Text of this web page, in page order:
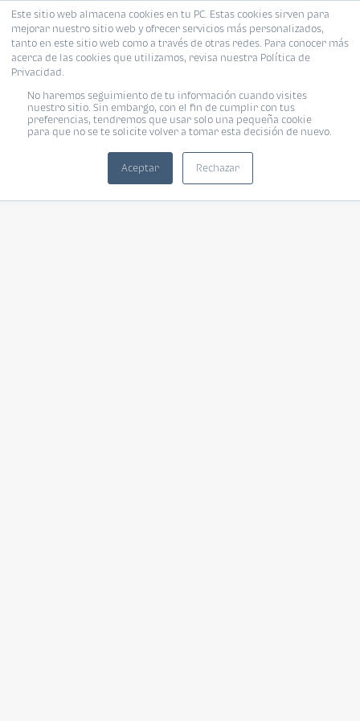
Este sitio web almacena cookies en tu PC. Estas cookies sirven para
mejorar nuestro sitio web y ofrecer servicios más personalizados,
tanto en este sitio web como a través de otras redes. Para conocer más
acerca de las cookies que utilizamos, revisa nuestra Política de
Privacidad.
No haremos seguimiento de tu información cuando visites
nuestro sitio. Sin embargo, con el fin de cumplir con tus
preferencias, tendremos que usar solo una pequeña cookie
para que no se te solicite volver a tomar esta decisión de nuevo.
Aceptar Rechazar